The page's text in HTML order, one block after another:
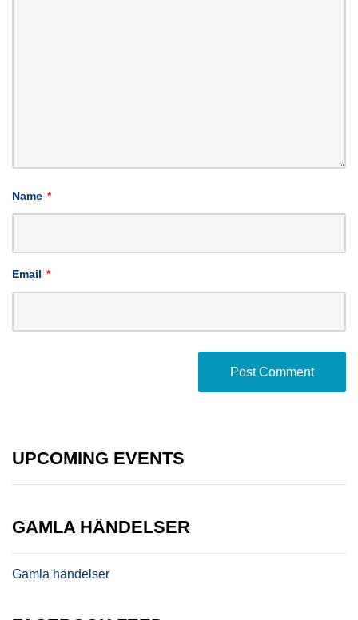
Name *
Email *
UPCOMING EVENTS
GAMLA HÄNDELSER
Gamla händelser